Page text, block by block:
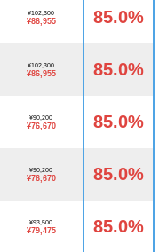
¥102,300
¥86,955 85.0%
¥102,300
¥86,955 85.0%
¥90,200
¥76,670 85.0%
¥90,200
¥76,670 85.0%
¥93,500
¥79,475 85.0%